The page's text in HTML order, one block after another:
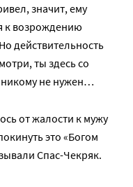
значит, ему
к возрождению
действительность
ты здесь со
не нужен…
от жалости к мужу
это «Богом
Спас-Чекряк.